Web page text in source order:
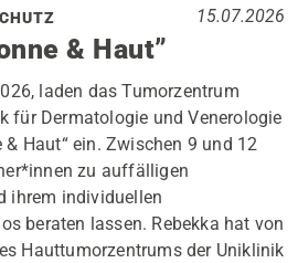
15.07.2026
& Haut”
laden das Tumorzentrum
für Dermatologie und Venerologie
Haut“ ein. Zwischen 9 und 12
zu auffälligen
ihrem individuellen
beraten lassen. Rebekka hat von
Hauttumorzentrums der Uniklinik